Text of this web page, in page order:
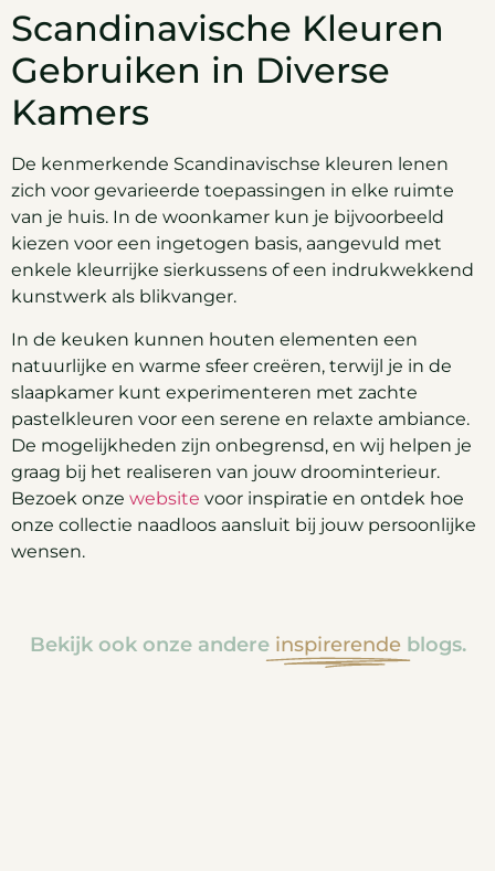
Scandinavische Kleuren
Gebruiken in Diverse
Kamers
De kenmerkende Scandinavischse kleuren lenen
zich voor gevarieerde toepassingen in elke ruimte
van je huis. In de woonkamer kun je bijvoorbeeld
kiezen voor een ingetogen basis, aangevuld met
enkele kleurrijke sierkussens of een indrukwekkend
kunstwerk als blikvanger.
In de keuken kunnen houten elementen een
natuurlijke en warme sfeer creëren, terwijl je in de
slaapkamer kunt experimenteren met zachte
pastelkleuren voor een serene en relaxte ambiance.
De mogelijkheden zijn onbegrensd, en wij helpen je
graag bij het realiseren van jouw droominterieur.
Bezoek onze website voor inspiratie en ontdek hoe
onze collectie naadloos aansluit bij jouw persoonlijke
wensen.
Bekijk ook onze andere inspirerende blogs.